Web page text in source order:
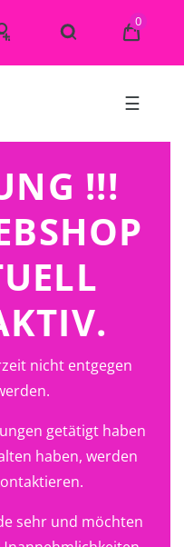
0
☰
!!!
nicht entgegen
getätigt haben
haben, werden
sehr und möchten